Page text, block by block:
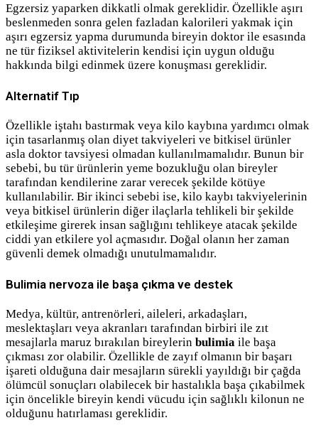
Egzersiz yaparken dikkatli olmak gereklidir. Özellikle aşırı
beslenmeden sonra gelen fazladan kalorileri yakmak için
aşırı egzersiz yapma durumunda bireyin doktor ile esasında
ne tür fiziksel aktivitelerin kendisi için uygun olduğu
hakkında bilgi edinmek üzere konuşması gereklidir.
Alternatif Tıp
Özellikle iştahı bastırmak veya kilo kaybına yardımcı olmak
için tasarlanmış olan diyet takviyeleri ve bitkisel ürünler
asla doktor tavsiyesi olmadan kullanılmamalıdır. Bunun bir
sebebi, bu tür ürünlerin yeme bozukluğu olan bireyler
tarafından kendilerine zarar verecek şekilde kötüye
kullanılabilir. Bir ikinci sebebi ise, kilo kaybı takviyelerinin
veya bitkisel ürünlerin diğer ilaçlarla tehlikeli bir şekilde
etkileşime girerek insan sağlığını tehlikeye atacak şekilde
ciddi yan etkilere yol açmasıdır. Doğal olanın her zaman
güvenli demek olmadığı unutulmamalıdır.
Bulimia nervoza ile başa çıkma ve destek
Medya, kültür, antrenörleri, aileleri, arkadaşları,
meslektaşları veya akranları tarafından birbiri ile zıt
mesajlarla maruz bırakılan bireylerin bulimia ile başa
çıkması zor olabilir. Özellikle de zayıf olmanın bir başarı
işareti olduğuna dair mesajların sürekli yayıldığı bir çağda
ölümcül sonuçları olabilecek bir hastalıkla başa çıkabilmek
için öncelikle bireyin kendi vücudu için sağlıklı kilonun ne
olduğunu hatırlaması gereklidir.